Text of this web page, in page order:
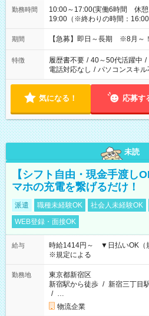
勤務時間
10:00～17:00(実働6時間 休
19:00（※終わりの時間：16:00
期間 【急募】即日～長期 ※8月～！
特徴 履歴書不要 / 40～50代活躍中 /
電話対応なし / パソコンスキル
気になる！ 応募す
未読
【シフト自由・現金手渡し
マホの充電を繋げるだけ！
派遣 職種未経験OK 社会人未経験OK
WEB登録・面接OK
給与
時給1414円～ ▼日払いOK
※規定による
勤務地
東京都新宿区
新宿駅から徒歩 / 新宿三丁目
/ …
物流企業